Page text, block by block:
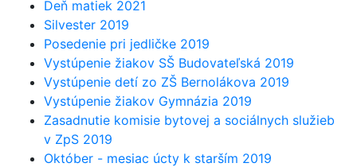
Deň matiek 2021
Silvester 2019
Posedenie pri jedličke 2019
Vystúpenie žiakov SŠ Budovateľská 2019
Vystúpenie detí zo ZŠ Bernolákova 2019
Vystúpenie žiakov Gymnázia 2019
Zasadnutie komisie bytovej a sociálnych služieb
v ZpS 2019
Október - mesiac úcty k starším 2019